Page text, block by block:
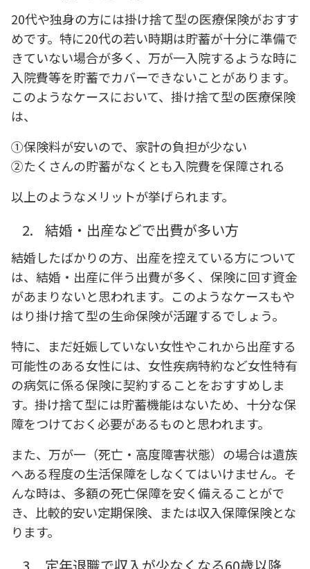
20代や独身の方には掛け捨て型の医療保険がおすす
めです。特に20代の若い時期は貯蓄が十分に準備で
きていない場合が多く、万が一入院するような時に
入院費等を貯蓄でカバーできないことがあります。
このようなケースにおいて、掛け捨て型の医療保険
は、
①保険料が安いので、家計の負担が少ない
②たくさんの貯蓄がなくとも入院費を保障される
以上のようなメリットが挙げられます。
2. 結婚・出産などで出費が多い方
結婚したばかりの方、出産を控えている方について
は、結婚・出産に伴う出費が多く、保険に回す資金
があまりないと思われます。このようなケースもや
はり掛け捨て型の生命保険が活躍するでしょう。
特に、まだ妊娠していない女性やこれから出産する
可能性のある女性には、女性疾病特約など女性特有
の病気に係る保険に契約することをおすすめしま
す。掛け捨て型には貯蓄機能はないため、十分な保
障をつけておく必要があるものと思われます。
また、万が一（死亡・高度障害状態）の場合は遺族
へある程度の生活保障をしなくてはいけません。そ
んな時は、多額の死亡保障を安く備えることがで
き、比較的安い定期保険、または収入保障保険とな
ります。